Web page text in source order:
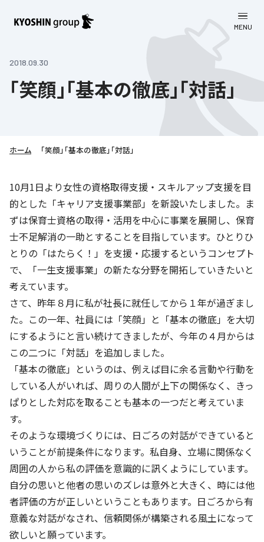
MENU
会社案内
企業理念
社長挨拶
会社概要／組織図
Company’s Profile
沿革
社歌
本社所在地
京進グループが目指す姿
子会社および関係会社
フランチャイズ事業
ソーシャルメディア公式アカウント
学習塾
学習塾について
語学学習
ライフキャリア
育児・暮らし
京進グループの事業所
京進グループについて
お客さま満足度向上の取り組み
労働環境向上の取り組み
人材育成の取り組み
CSRレポート
社会貢献活動
ミャンマーへの支援活動
オリジナルバッグプロジェクト
清華・京進発展フォーラム
立木奨学金
DX（デジタル変革）
Kyoshin Digital Academy
卓越した安全・安心を目指して
株主・投資家向け情報
株主・投資家向け情報
株主・株式関連情報
株主・投資家の皆さまへ
ビジョン／経営方針
連結業績・財務
IRライブラリー
IRカレンダー
ディスクロージャーポリシー
よくあるご質問
免責事項
IRお問合せ
採用情報
採用情報
京進リクルートInstagram
新卒採用情報
新卒採用デジタルパンフレット
中途採用
講師（アルバイト）募集
保育事業 採用
介護事業 採用
お問い合わせ
利用規約
個人情報保護方針
特別警報発令時の授業について
Copyright © KYOSHIN Co., Ltd. All rights reserved.
2018.09.30
「笑顔」「基本の徹底」「対話」
ホーム 「笑顔」「基本の徹底」「対話」
10月1日より女性の資格取得支援・スキルアップ支援を目
的とした「キャリア支援事業部」を新設いたしました。ま
ずは保育士資格の取得・活用を中心に事業を展開し、保育
士不足解消の一助とすることを目指しています。ひとりひ
とりの「はたらく！」を支援・応援するというコンセプト
で、「一生支援事業」の新たな分野を開拓していきたいと
考えています。
さて、昨年８月に私が社長に就任してから１年が過ぎまし
た。この一年、社員には「笑顔」と「基本の徹底」を大切
にするようにと言い続けてきましたが、今年の４月からは
この二つに「対話」を追加しました。
「基本の徹底」というのは、例えば目に余る言動や行動を
している人がいれば、周りの人間が上下の関係なく、きっ
ぱりとした対応を取ることも基本の一つだと考えていま
す。
そのような環境づくりには、日ごろの対話ができていると
いうことが前提条件になります。私自身、立場に関係なく
周囲の人から私の評価を意識的に訊くようにしています。
自分の思いと他者の思いのズレは意外と大きく、時には他
者評価の方が正しいということもあります。日ごろから有
意義な対話がなされ、信頼関係が構築される風土になって
欲しいと願っています。